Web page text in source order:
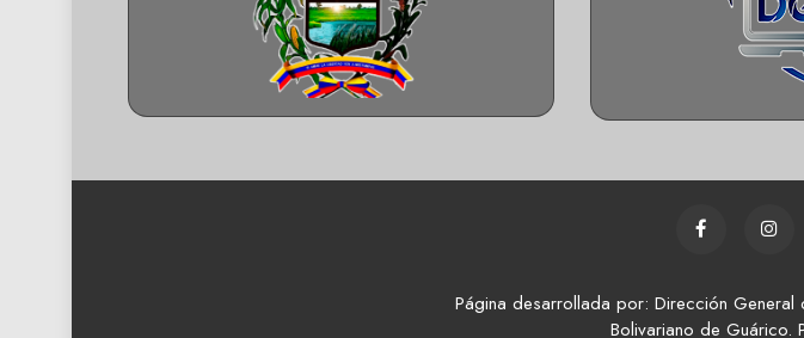
Página desarrollada por: Dirección
Bolivariano de Guárico.